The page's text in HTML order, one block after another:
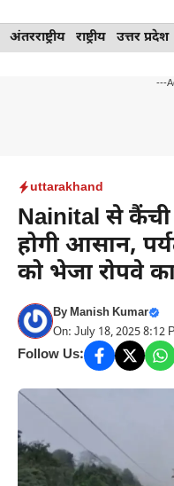
Skip
to
अंतरराष्ट्रीय राष्ट्रीय उत्तर प्रदेश
---
uttarakhand
Nainital से कैंची
होगी आसान,
को भेजा रोपवे का
ByManish Kumar
On: July 18, 2025 8:12
Follow Us: